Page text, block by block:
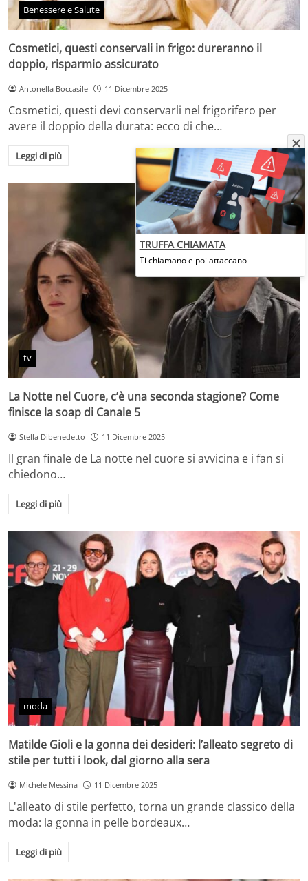
Benessere e Salute
Cosmetici, questi conservali in frigo: dureranno il
doppio, risparmio assicurato
Antonella Boccasile 11 Dicembre 2025
Cosmetici, questi devi conservarli nel frigorifero per
avere il doppio della durata: ecco di che…
Leggi di più
tv
La Notte nel Cuore, c’è una seconda stagione? Come
finisce la soap di Canale 5
Stella Dibenedetto 11 Dicembre 2025
Il gran finale de La notte nel cuore si avvicina e i fan si
chiedono…
Leggi di più
moda
Matilde Gioli e la gonna dei desideri: l’alleato segreto di
stile per tutti i look, dal giorno alla sera
Michele Messina 11 Dicembre 2025
L'alleato di stile perfetto, torna un grande classico della
moda: la gonna in pelle bordeaux…
Leggi di più
TRUFFA CHIAMATA
Ti chiamano e poi attaccano